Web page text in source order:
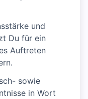
und
Du für ein
Auftreten
sowie
in Wort